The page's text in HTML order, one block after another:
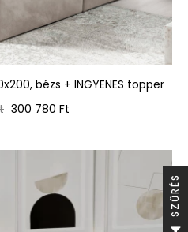
bézs + INGYENES topper
Ár
300 780 Ft
S